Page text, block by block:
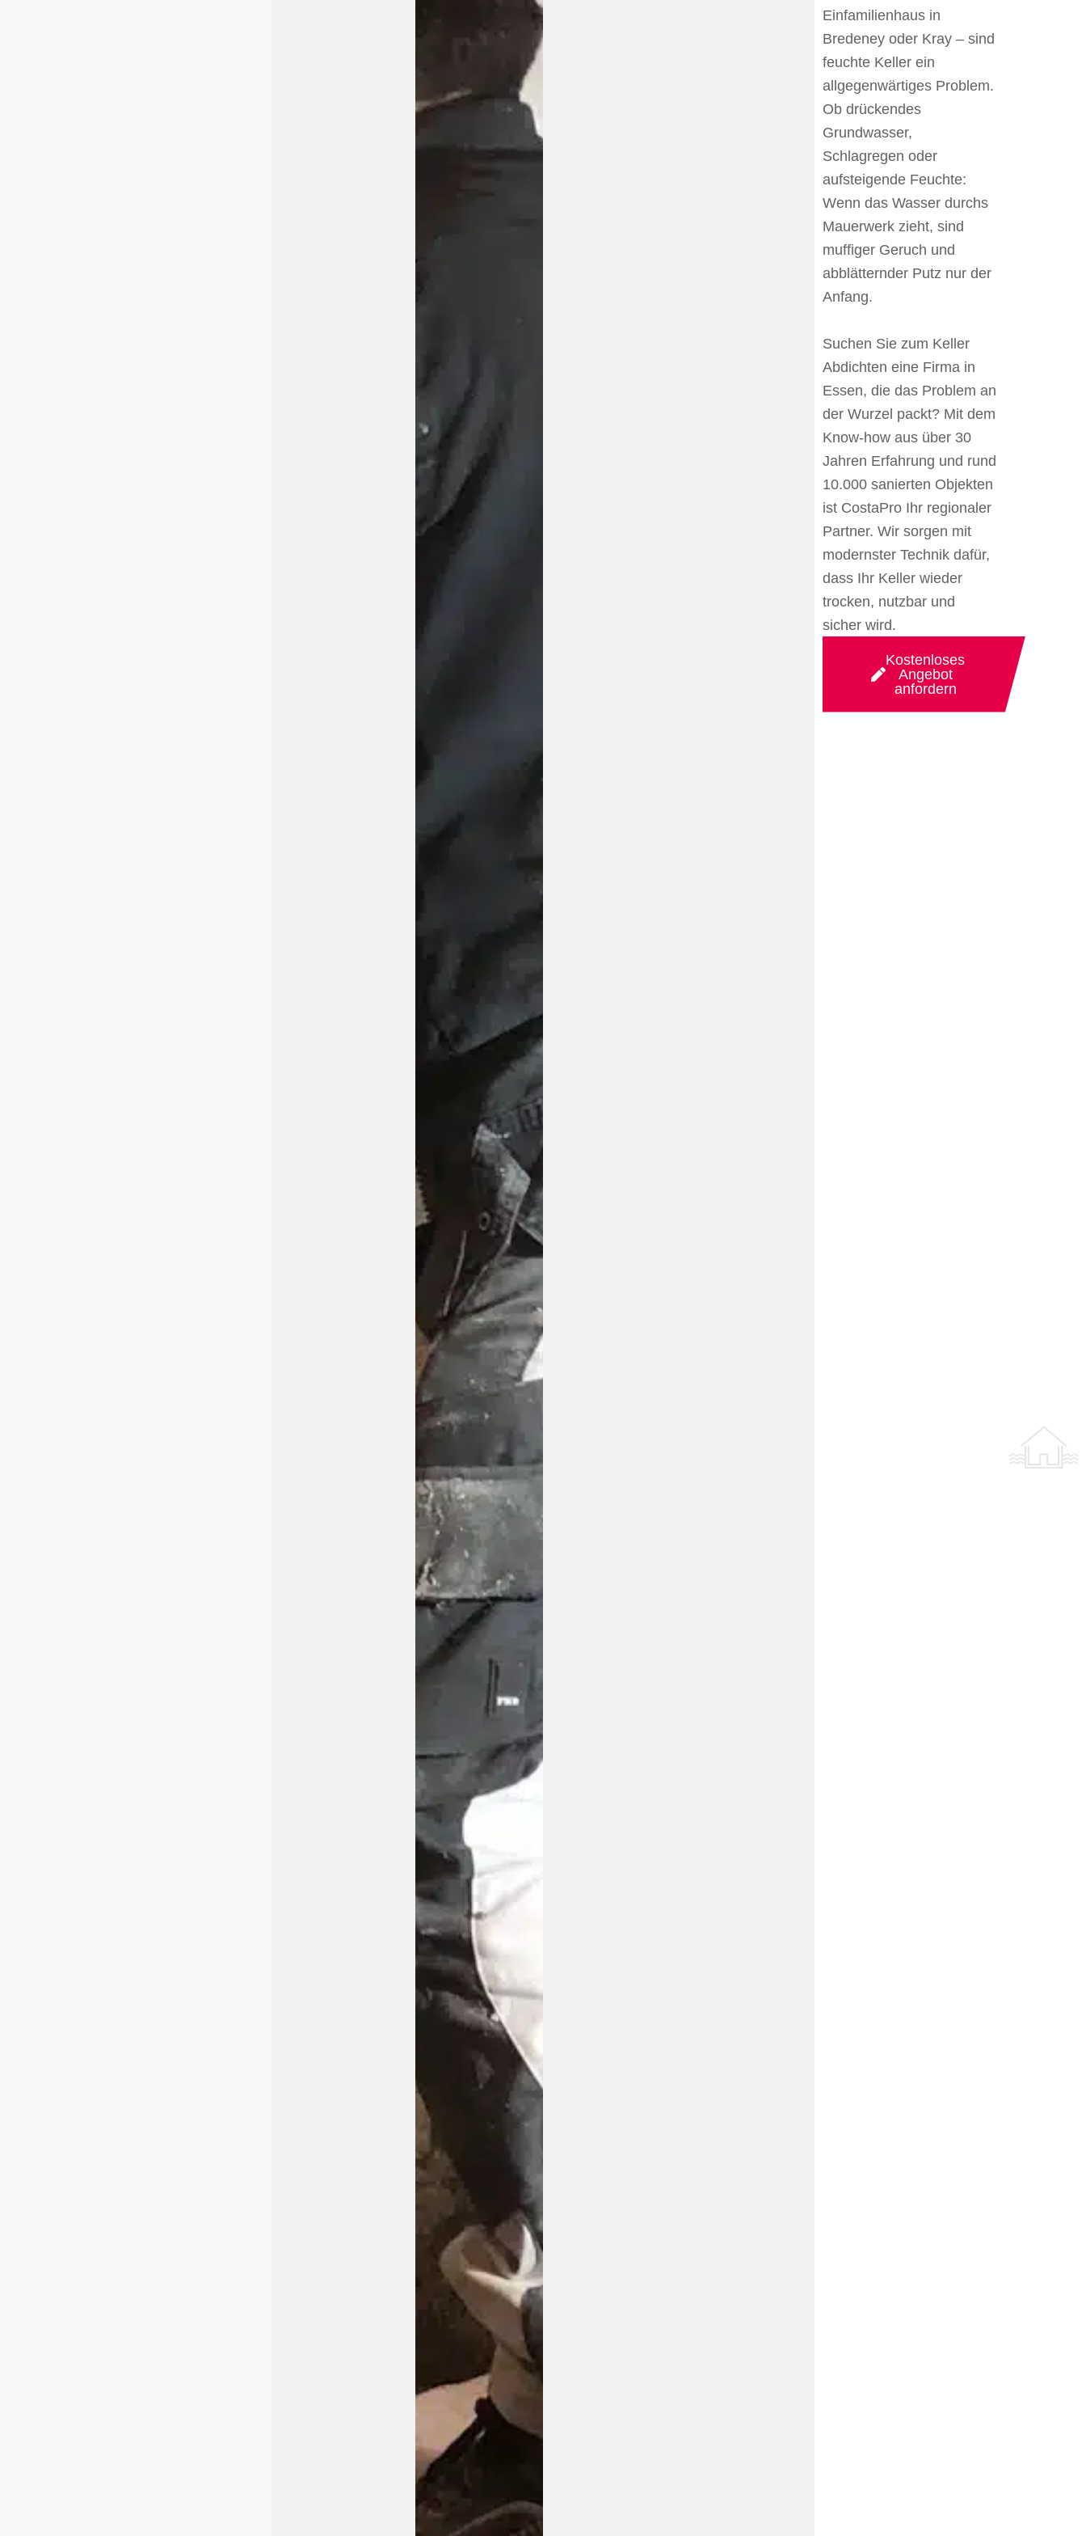
Einfamilienhaus in
Bredeney oder Kray – sind
feuchte Keller ein
allgegenwärtiges Problem.
Ob drückendes
Grundwasser,
Schlagregen oder
aufsteigende Feuchte:
Wenn das Wasser durchs
Mauerwerk zieht, sind
muffiger Geruch und
abblätternder Putz nur der
Anfang.
Suchen Sie zum Keller
Abdichten eine Firma in
Essen, die das Problem an
der Wurzel packt? Mit dem
Know-how aus über 30
Jahren Erfahrung und rund
10.000 sanierten Objekten
ist CostaPro Ihr regionaler
Partner. Wir sorgen mit
modernster Technik dafür,
dass Ihr Keller wieder
trocken, nutzbar und
sicher wird.
Kostenloses
Angebot
anfordern